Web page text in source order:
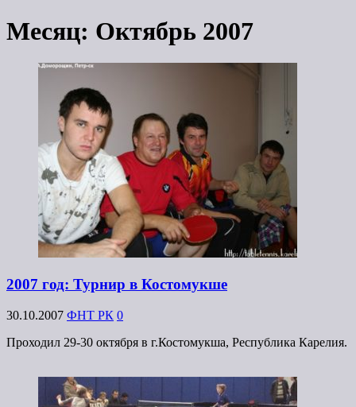
Месяц: Октябрь 2007
2007 год: Турнир в Костомукше
30.10.2007 ФНТ РК 0
Проходил 29-30 октября в г.Костомукша, Республика Карелия.